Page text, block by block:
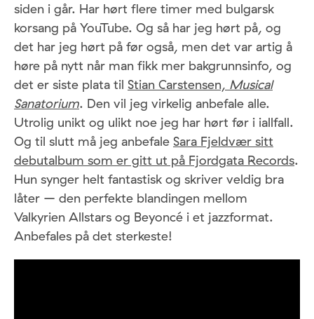
siden i går. Har hørt flere timer med bulgarsk
korsang på YouTube. Og så har jeg hørt på, og
det har jeg hørt på før også, men det var artig å
høre på nytt når man fikk mer bakgrunnsinfo, og
det er siste plata til Stian Carstensen, Musical
Sanatorium. Den vil jeg virkelig anbefale alle.
Utrolig unikt og ulikt noe jeg har hørt før i iallfall.
Og til slutt må jeg anbefale Sara Fjeldvær sitt
debutalbum som er gitt ut på Fjordgata Records.
Hun synger helt fantastisk og skriver veldig bra
låter – den perfekte blandingen mellom
Valkyrien Allstars og Beyoncé i et jazzformat.
Anbefales på det sterkeste!